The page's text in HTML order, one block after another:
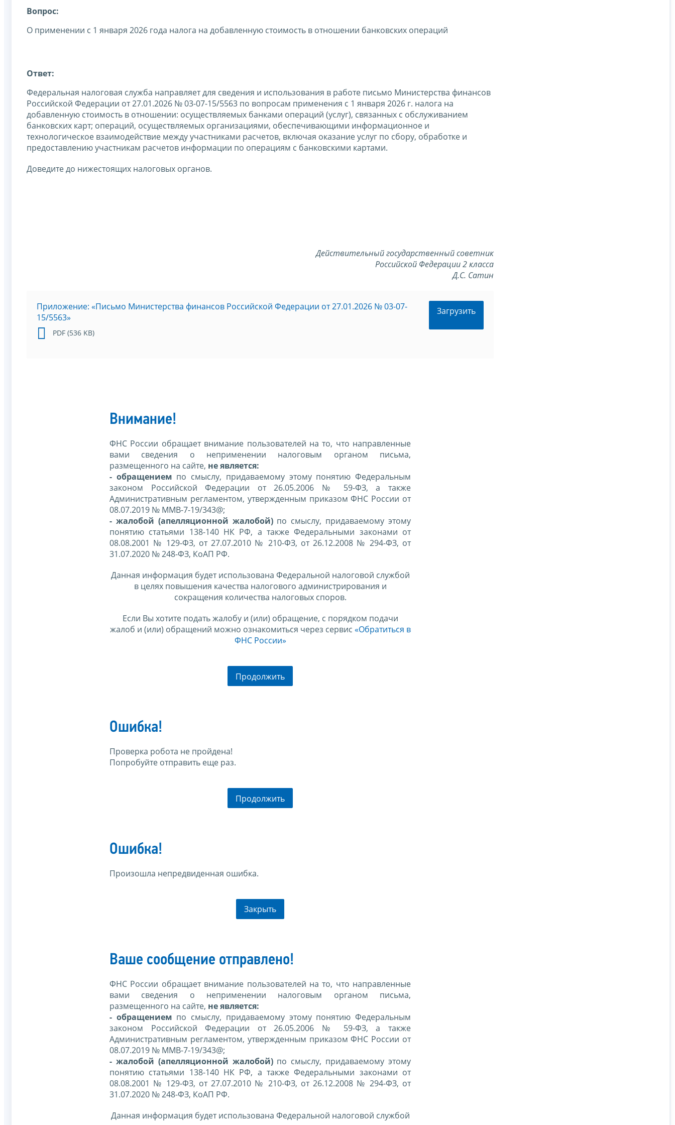
Вопрос:
О применении с 1 января 2026 года налога на добавленную стоимость в отношении банковских операций
Ответ:
Федеральная налоговая служба направляет для сведения и использования в работе письмо Министерства финансов
Российской Федерации от 27.01.2026 № 03-07-15/5563 по вопросам применения с 1 января 2026 г. налога на
добавленную стоимость в отношении: осуществляемых банками операций (услуг), связанных с обслуживанием
банковских карт; операций, осуществляемых организациями, обеспечивающими информационное и
технологическое взаимодействие между участниками расчетов, включая оказание услуг по сбору, обработке и
предоставлению участникам расчетов информации по операциям с банковскими картами.
Доведите до нижестоящих налоговых органов.
Действительный государственный советник
Российской Федерации 2 класса
Д.С. Сатин
Приложение: «Письмо Министерства финансов Российской Федерации от 27.01.2026 № 03-07-
15/5563»
PDF (536 KB)
Загрузить
Внимание!
ФНС России обращает внимание пользователей на то, что направленные
вами сведения о неприменении налоговым органом письма,
размещенного на сайте, не является:
- обращением по смыслу, придаваемому этому понятию Федеральным
законом Российской Федерации от 26.05.2006 № 59-ФЗ, а также
Административным регламентом, утвержденным приказом ФНС России от
08.07.2019 № ММВ-7-19/343@;
- жалобой (апелляционной жалобой)по смыслу, придаваемому этому
понятию статьями 138-140 НК РФ, а также Федеральными законами от
08.08.2001 № 129-ФЗ, от 27.07.2010 № 210-ФЗ, от 26.12.2008 № 294-ФЗ, от
31.07.2020 № 248-ФЗ, КоАП РФ.
Данная информация будет использована Федеральной налоговой службой
в целях повышения качества налогового администрирования и
сокращения количества налоговых споров.
Если Вы хотите подать жалобу и (или) обращение, с порядком подачи
жалоб и (или) обращений можно ознакомиться через сервис «Обратиться в
ФНС России»
Продолжить
Ошибка!
Проверка робота не пройдена!
Попробуйте отправить еще раз.
Продолжить
Ошибка!
Произошла непредвиденная ошибка.
Закрыть
Ваше сообщение отправлено!
ФНС России обращает внимание пользователей на то, что направленные
вами сведения о неприменении налоговым органом письма,
размещенного на сайте, не является:
- обращением по смыслу, придаваемому этому понятию Федеральным
законом Российской Федерации от 26.05.2006 № 59-ФЗ, а также
Административным регламентом, утвержденным приказом ФНС России от
08.07.2019 № ММВ-7-19/343@;
- жалобой (апелляционной жалобой)по смыслу, придаваемому этому
понятию статьями 138-140 НК РФ, а также Федеральными законами от
08.08.2001 № 129-ФЗ, от 27.07.2010 № 210-ФЗ, от 26.12.2008 № 294-ФЗ, от
31.07.2020 № 248-ФЗ, КоАП РФ.
Данная информация будет использована Федеральной налоговой службой